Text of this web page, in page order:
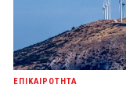
ΕΠΙΚΑΙΡΟΤΗΤΑ